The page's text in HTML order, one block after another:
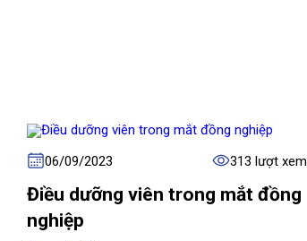
06/09/2023 313 lượt xem
Điều dưỡng viên trong mắt đồng
nghiệp